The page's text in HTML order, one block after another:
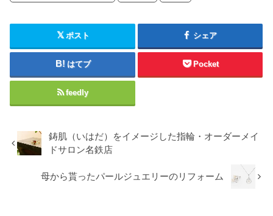
ポスト シェア
はてブ Pocket
feedly
鋳肌（いはだ）をイメージした指輪・オーダーメイ
ドサロン名鉄店
母から貰ったパールジュエリーのリフォーム